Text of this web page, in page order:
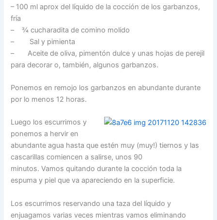
– 100 ml aprox del líquido de la cocción de los garbanzos,
fría
– ¾ cucharadita de comino molido
– Sal y pimienta
– Aceite de oliva, pimentón dulce y unas hojas de perejil
para decorar o, también, algunos garbanzos.
Ponemos en remojo los garbanzos en abundante durante
por lo menos 12 horas.
Luego los escurrimos y
ponemos a hervir en
abundante agua hasta que estén muy (muy!) tiernos y las
cascarillas comiencen a salirse, unos 90
minutos. Vamos quitando durante la cocción toda la
espuma y piel que va apareciendo en la superficie.
Los escurrimos reservando una taza del líquido y
enjuagamos varias veces mientras vamos eliminando